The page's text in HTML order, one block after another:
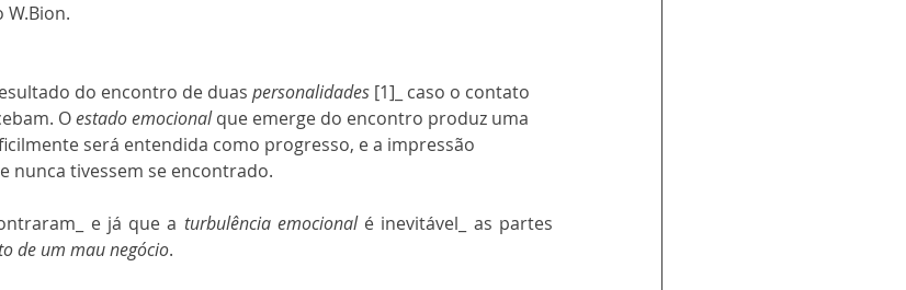
do encontro de duas personalidades [1]_ caso o contato
O estado emocional que emerge do encontro produz uma
será entendida como progresso, e a impressão
nunca tivessem se encontrado.
e já que a turbulência emocional é inevitável_ as partes
de um mau negócio.